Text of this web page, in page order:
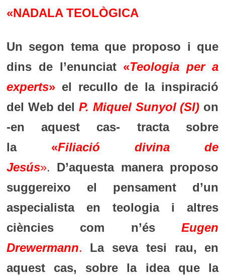
«NADALA TEOLÒGICA
Un segon tema que proposo i que
dins de l’enunciat «Teologia per a
experts»el recullo de la inspiració
del Web delP. Miquel Sunyol(SI) on
-en aquest cas- tracta sobre
la «Filiació divina de
Jesús». D’aquesta manera proposo
suggereixo el pensament d’un
aspecialista en teologia i altres
ciències com n’ésEugen
Drewermann. La seva tesi rau, en
aquest cas, sobre la idea que la